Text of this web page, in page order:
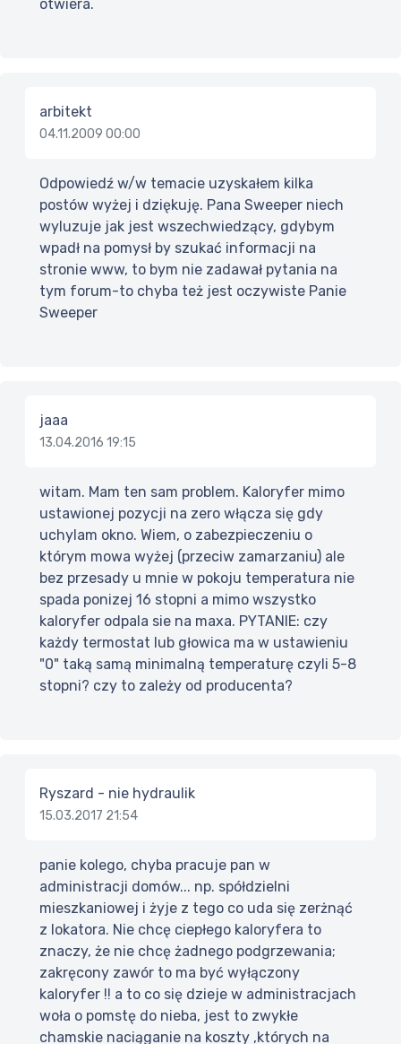
otwiera.
arbitekt
04.11.2009 00:00
Odpowiedź w/w temacie uzyskałem kilka
postów wyżej i dziękuję. Pana Sweeper niech
wyluzuje jak jest wszechwiedzący, gdybym
wpadł na pomysł by szukać informacji na
stronie www, to bym nie zadawał pytania na
tym forum-to chyba też jest oczywiste Panie
Sweeper
jaaa
13.04.2016 19:15
witam. Mam ten sam problem. Kaloryfer mimo
ustawionej pozycji na zero włącza się gdy
uchylam okno. Wiem, o zabezpieczeniu o
którym mowa wyżej (przeciw zamarzaniu) ale
bez przesady u mnie w pokoju temperatura nie
spada ponizej 16 stopni a mimo wszystko
kaloryfer odpala sie na maxa. PYTANIE: czy
każdy termostat lub głowica ma w ustawieniu
"0" taką samą minimalną temperaturę czyli 5-8
stopni? czy to zależy od producenta?
Ryszard - nie hydraulik
15.03.2017 21:54
panie kolego, chyba pracuje pan w
administracji domów... np. spółdzielni
mieszkaniowej i żyje z tego co uda się zerżnąć
z lokatora. Nie chcę ciepłego kaloryfera to
znaczy, że nie chcę żadnego podgrzewania;
zakręcony zawór to ma być wyłączony
kaloryfer !! a to co się dzieje w administracjach
woła o pomstę do nieba, jest to zwykłe
chamskie naciąganie na koszty ,których na